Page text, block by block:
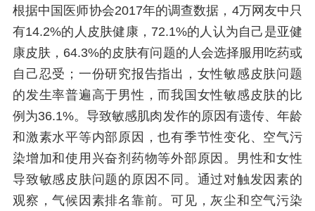
根据中国医师协会2017年的调查数据，4万网友中只
有14.2%的人皮肤健康，72.1%的人认为自己是亚健
康皮肤，64.3%的皮肤有问题的人会选择服用吃药或
自己忍受；一份研究报告指出，女性敏感皮肤问题
的发生率普遍高于男性，而我国女性敏感皮肤的比
例为36.1%。导致敏感肌肉发作的原因有遗传、年龄
和激素水平等内部原因，也有季节性变化、空气污
染增加和使用兴奋剂药物等外部原因。男性和女性
导致敏感皮肤问题的原因不同。通过对触发因素的
观察，气候因素排名靠前。可见，灰尘和空气污染